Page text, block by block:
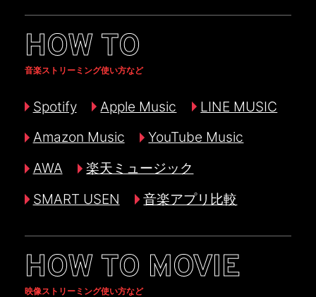
HOW TO
音楽ストリーミング使い方など
Spotify Apple Music
LINE MUSIC
Amazon Music
YouTube Music
AWA
楽天ミュージック
SMART USEN
音楽アプリ比較
HOW TO MOVIE
映像ストリーミング使い方など